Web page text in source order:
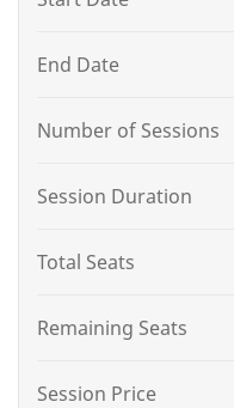
End Date
Number of Sessions
Session Duration
Total Seats
Remaining Seats
Session Price